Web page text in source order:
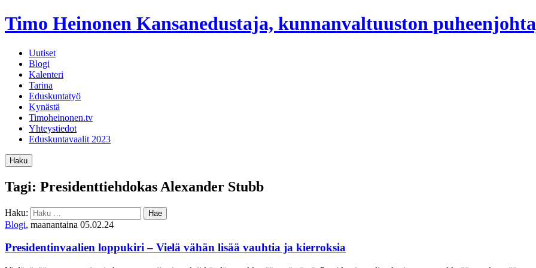
Timo Heinonen Kansanedustaja, kunnanvaltuuston
Uutiset
Blogi
Kalenteri
Tarina
Eduskuntatyö
Kynästä
Timoheinonen.tv
Yhteystiedot
Eduskuntavaalit 2023
Haku
Tagi: Presidenttiehdokas Alexander Stubb
Haku:
Blogi, maanantaina 05.02.24
Presidentinvaalien loppukiri – Vielä vähän lisää vauhtia ja kierroksia